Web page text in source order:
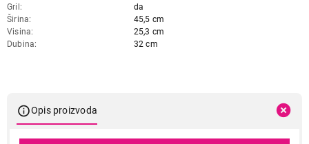
Gril
da
Širina
45,5 cm
Visina
25,3 cm
Dubina
32 cm
Opis proizvoda